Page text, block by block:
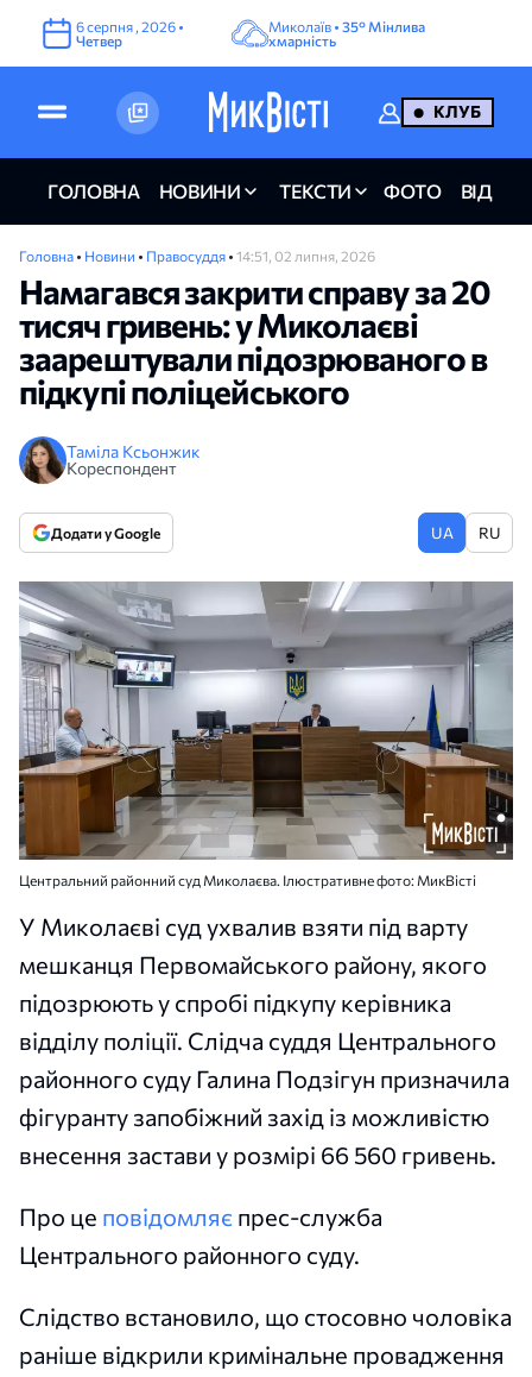
6серпня , 2026 •
Четвер
Миколаїв •35° Мінлива
хмарність
КЛУБ
ГОЛОВНА НОВИНИ ТЕКСТИ ФОТО ВІДЕО
Головна • Новини • Правосуддя • 14:51, 02 липня, 2026
Намагався закрити справу за 20
тисяч гривень: у Миколаєві
заарештували підозрюваного в
підкупі поліцейського
Таміла Ксьонжик
Кореспондент
Додати у Google UA RU
Центральний районний суд Миколаєва. Ілюстративне фото: МикВісті
У Миколаєві суд ухвалив взяти під варту
мешканця Первомайського району, якого
підозрюють у спробі підкупу керівника
відділу поліції. Слідча суддя Центрального
районного суду Галина Подзігун призначила
фігуранту запобіжний захід із можливістю
внесення застави у розмірі 66 560 гривень.
Про це повідомляє прес-служба
Центрального районного суду.
Слідство встановило, що стосовно чоловіка
раніше відкрили кримінальне провадження